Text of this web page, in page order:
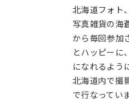
北海道フォト
写真雑貨の海
から毎回参加
とハッピーに
になれるよう
北海道内で撮
で行なってい